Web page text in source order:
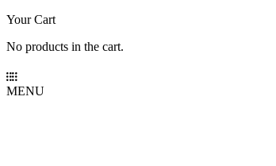
Your Cart
No products in the cart.
MENU